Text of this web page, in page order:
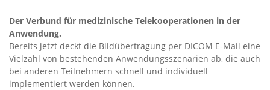
Der Verbund für medizinische Telekooperationen in der
Anwendung.
Bereits jetzt deckt die Bildübertragung per DICOM E-Mail eine
Vielzahl von bestehenden Anwendungsszenarien ab, die auch
bei anderen Teilnehmern schnell und individuell
implementiert werden können.